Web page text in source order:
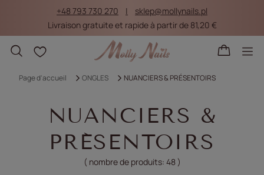
+48 793 730 270
sklep@mollynails.pl
Livraison gratuite et rapide à partir de 81,20 €
Listes d'achat
Page d'accueil ONGLES NUANCIERS & PRÉSENTOIRS
NUANCIERS &
PRÉSENTOIRS
( nombre de produits: 48)